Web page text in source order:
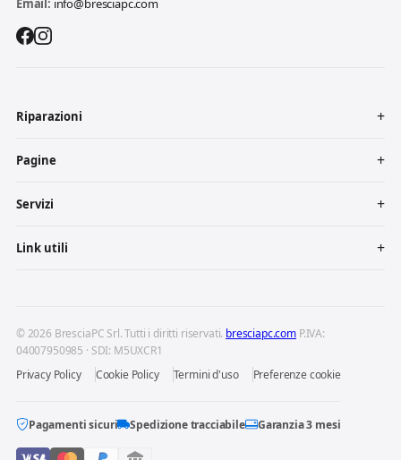
Riparazioni
Pagine
Servizi
Link utili
© 2026 BresciaPC Srl. Tutti i diritti riservati. bresciapc.com P.IVA:
04007950985 · SDI: M5UXCR1
Privacy Policy
Cookie Policy Termini d'uso Preferenze cookie
Pagamenti sicuri Spedizione tracciabile Garanzia 3 mesi